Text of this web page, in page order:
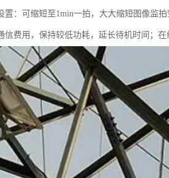
：可缩短至1min一拍，大大缩短图像监
费用，保持较低功耗，延长待机时间；在